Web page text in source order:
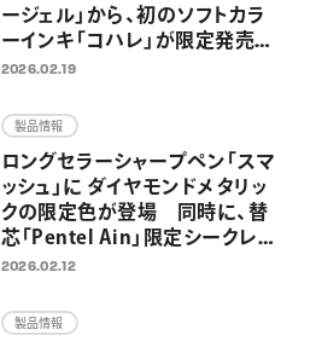
ージェル」から、初のソフトカラ
ーインキ「コハレ」が限定発売
穏やかな色合いのカラーインキ
2026.02.19
製品情報
ロングセラーシャープペン「スマ
ッシュ」に ダイヤモンドメタリッ
クの限定色が登場 同時に、替
芯「Pentel Ain」限定シークレッ
ト企画第2弾を実施
2026.02.12
製品情報